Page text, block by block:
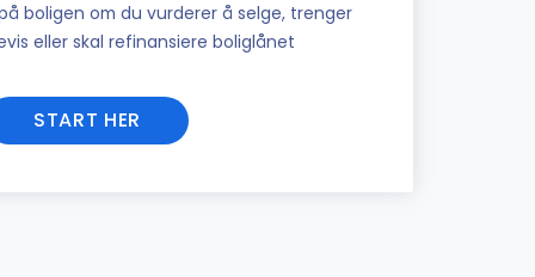
boligen om du vurderer å selge, trenger
eller skal refinansiere boliglånet
START HER